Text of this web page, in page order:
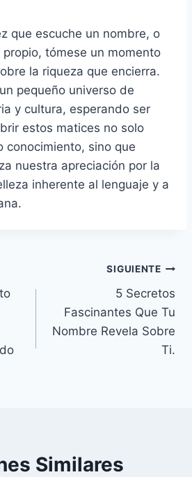
que escuche un nombre, o
tómese un momento
la riqueza que encierra.
pequeño universo de
y cultura, esperando ser
estos matices no solo
conocimiento, sino que
nuestra apreciación por la
inherente al lenguaje y a
SIGUIENTE
5 Secretos
Fascinantes Que Tu
Nombre Revela Sobre
Ti.
Similares